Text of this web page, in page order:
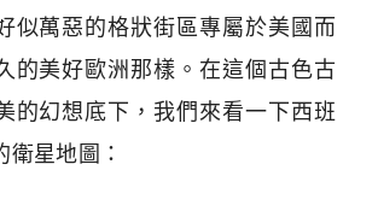
似萬惡的格狀街區專屬於美國而
的美好歐洲那樣。在這個古色古
的幻想底下，我們來看一下西班
衛星地圖：